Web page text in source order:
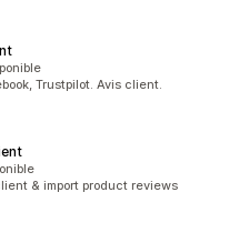
Trustpilot. Avis client.
& import product reviews